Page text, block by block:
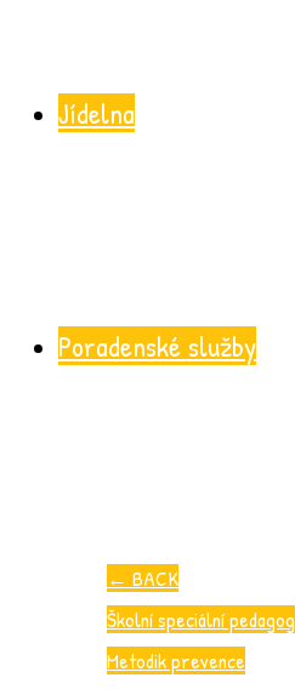
Jídelna
Poradenské služby
← BACK
Školní speciální pedagog
Metodik prevence